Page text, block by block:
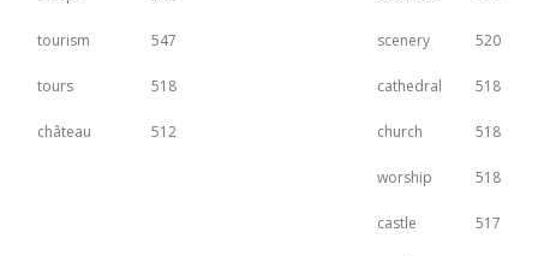
tourism 547 scenery 520
tours 518 cathedral 518
château 512 church 518
worship 518
castle 517